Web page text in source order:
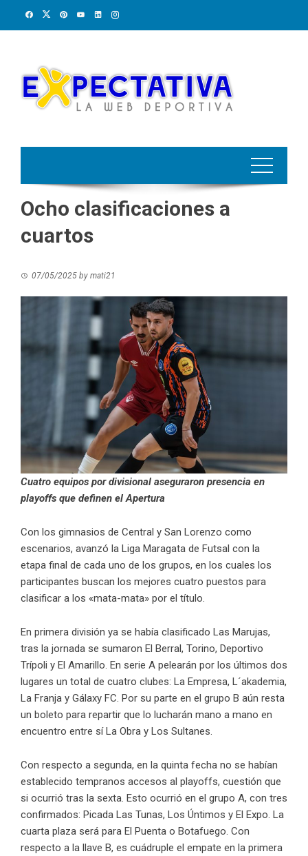
Ocho clasificaciones a
cuartos
07/05/2025 by mati21
Cuatro equipos por divisional aseguraron presencia en
playoffs que definen el Apertura
Con los gimnasios de Central y San Lorenzo como
escenarios, avanzó la Liga Maragata de Futsal con la
etapa final de cada uno de los grupos, en los cuales los
participantes buscan los mejores cuatro puestos para
clasificar a los «mata-mata» por el título.
En primera división ya se había clasificado Las Marujas,
tras la jornada se sumaron El Berral, Torino, Deportivo
Trípoli y El Amarillo. En serie A pelearán por los últimos dos
lugares un total de cuatro clubes: La Empresa, L´akademia,
La Franja y Gálaxy FC. Por su parte en el grupo B aún resta
un boleto para repartir que lo lucharán mano a mano en
encuentro entre sí La Obra y Los Sultanes.
Con respecto a segunda, en la quinta fecha no se habían
establecido tempranos accesos al playoffs, cuestión que
si ocurrió tras la sexta. Esto ocurrió en el grupo A, con tres
confirmados: Picada Las Tunas, Los Úntimos y El Expo. La
cuarta plaza será para El Puenta o Botafuego. Con
respecto a la llave B, es cuádruple el empate en la primera